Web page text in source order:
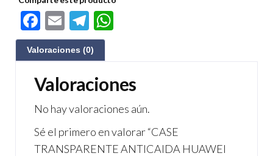
F
ac
e
b
o
o
k
E
m
ail
Te
le
gr
a
m
s
A
p
p
Valoraciones (0)
Valoraciones
No hay valoraciones aún.
Sé el primero en valorar “CASE
TRANSPARENTE ANTICAIDA HUAWEI